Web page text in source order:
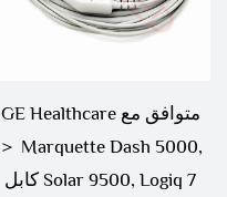
متوافق مع GE Healthcare
＞ Marquette Dash 5000,
Solar 9500, Logiq 7 كابل